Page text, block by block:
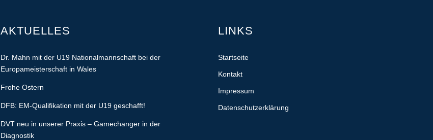
AKTUELLES
Dr. Mahn mit der U19 Nationalmannschaft bei der
Europameisterschaft in Wales
Frohe Ostern
DFB: EM-Qualifikation mit der U19 geschafft!
DVT neu in unserer Praxis – Gamechanger in der
Diagnostik
LINKS
Startseite
Kontakt
Impressum
Datenschutzerklärung